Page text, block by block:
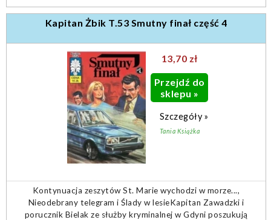
Kapitan Żbik T.53 Smutny finał część 4
13,70 zł
Przejdź do
sklepu »
Szczegóły »
Tania Książka
Kontynuacja zeszytów St. Marie wychodzi w morze...,
Nieodebrany telegram i Ślady w lesieKapitan Zawadzki i
porucznik Bielak ze służby kryminalnej w Gdyni poszukują